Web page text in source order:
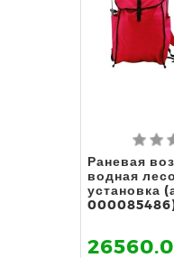
Раневая
водная
установка